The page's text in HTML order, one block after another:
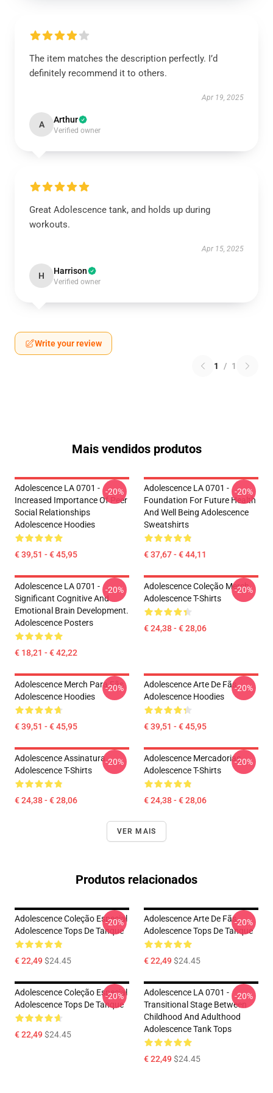
The item matches the description perfectly. I’d
definitely recommend it to others.
Apr 19, 2025
A Arthur
Verified owner
Great Adolescence tank, and holds up during
workouts.
Apr 15, 2025
H Harrison
Verified owner
Write your review
1 / 1
Mais vendidos produtos
Adolescence LA 0701 -
Increased Importance Of Peer
Social Relationships
Adolescence Hoodies
€ 39,51 - € 45,95
-20%
Adolescence LA 0701 -
Foundation For Future Health
And Well Being Adolescence
Sweatshirts
€ 37,67 - € 44,11
-20%
Adolescence LA 0701 -
Significant Cognitive And
Emotional Brain Development.
Adolescence Posters
€ 18,21 - € 42,22
-20%
Adolescence Coleção Merch
Adolescence T-Shirts
€ 24,38 - € 28,06
-20%
Adolescence Merch Para Fãs
Adolescence Hoodies
€ 39,51 - € 45,95
-20%
Adolescence Arte De Fãs
Adolescence Hoodies
€ 39,51 - € 45,95
-20%
Adolescence Assinatura
Adolescence T-Shirts
€ 24,38 - € 28,06
-20%
Adolescence Mercadorias
Adolescence T-Shirts
€ 24,38 - € 28,06
-20%
VER MAIS
Produtos relacionados
Adolescence Coleção Especial
Adolescence Tops De Tanque
€ 22,49$24.45
-20%
Adolescence Arte De Fãs
Adolescence Tops De Tanque
€ 22,49$24.45
-20%
Adolescence Coleção Especial
Adolescence Tops De Tanque
€ 22,49$24.45
-20%
Adolescence LA 0701 -
Transitional Stage Between
Childhood And Adulthood
Adolescence Tank Tops
€ 22,49$24.45
-20%